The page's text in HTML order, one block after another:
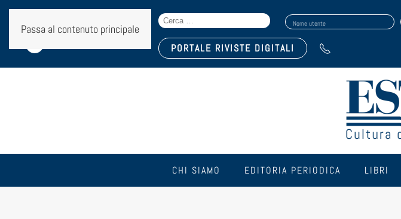
Passa al contenuto principale
Seguici sui social:
Search
for:
Nome utente
PORTALE RIVISTE DIGITALI
CHI SIAMO EDITORIA PERIODICA LIBRI